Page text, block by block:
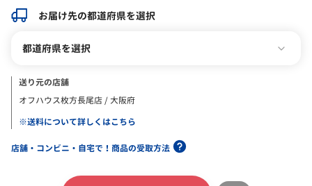
お届け先の都道府県を選択
都道府県を選択
送り元の店舗
オフハウス枚方長尾店 / 大阪府
※送料について詳しくはこちら
店舗・コンビニ・自宅で！商品の受取方法